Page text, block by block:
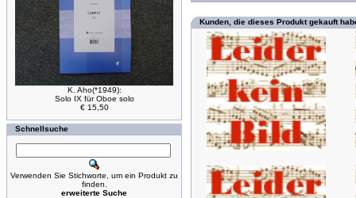
K. Aho(*1949):
Solo IX für Oboe solo
€ 15,50
Schnellsuche
Verwenden Sie Stichworte, um ein Produkt zu
finden.
erweiterte Suche
Kunden, die dieses Produkt gekauft